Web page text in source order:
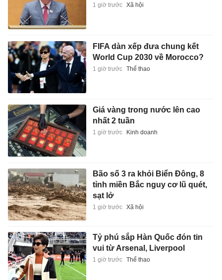
1 giờ trước Xã hội
FIFA dàn xếp đưa chung kết
World Cup 2030 về Morocco?
1 giờ trước Thể thao
Giá vàng trong nước lên cao
nhất 2 tuần
1 giờ trước Kinh doanh
Bão số 3 ra khỏi Biển Đông, 8
tỉnh miền Bắc nguy cơ lũ quét,
sạt lở
1 giờ trước Xã hội
Tỷ phú sắp Hàn Quốc đón tin
vui từ Arsenal, Liverpool
1 giờ trước Thể thao